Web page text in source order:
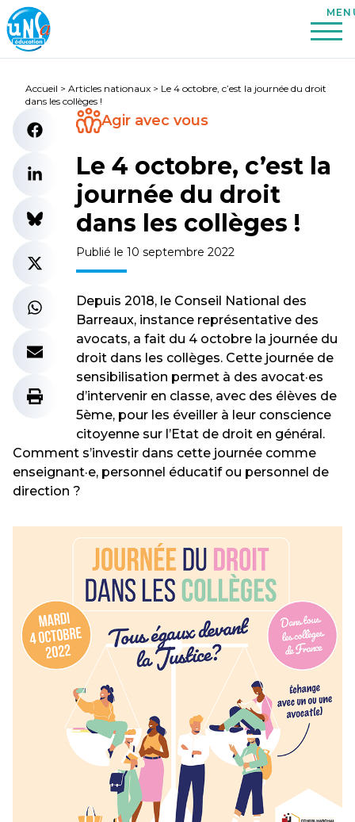
Accueil > Articles nationaux > Le 4 octobre, c’est la journée du droit
dans les collèges !
Agir avec vous
Le 4 octobre, c’est la
journée du droit
dans les collèges !
Publié le 10 septembre 2022
Depuis 2018, le Conseil National des
Barreaux, instance représentative des
avocats, a fait du 4 octobre la journée du
droit dans les collèges. Cette journée de
sensibilisation permet à des avocat·es
d’intervenir en classe, avec des élèves de
5ème, pour les éveiller à leur conscience
citoyenne sur l’Etat de droit en général.
Comment s’investir dans cette journée comme
enseignant·e, personnel éducatif ou personnel de
direction ?